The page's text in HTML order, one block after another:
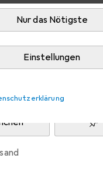
Nur das Nötigste
Einstellungen
und Fr, 23.10.
wenn schneller
für genaue